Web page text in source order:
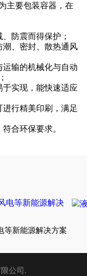
主要包装容器，在
防震而得保护；
、密封、散热通风
输的机械化与自动
实现，能快速适应
行精美印刷，满足
合环保要求。
等新能源解决方案
公司.